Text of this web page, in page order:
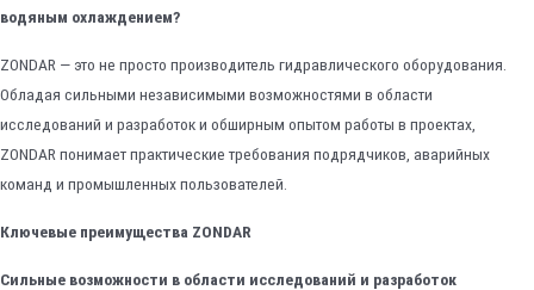
водяным охлаждением?
ZONDAR — это не просто производитель гидравлического оборудования.
Обладая сильными независимыми возможностями в области
исследований и разработок и обширным опытом работы в проектах,
ZONDAR понимает практические требования подрядчиков, аварийных
команд и промышленных пользователей.
Ключевые преимущества ZONDAR
Сильные возможности в области исследований и разработок